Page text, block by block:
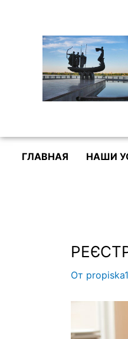
содержимому
ГЛАВНАЯ НАШИ
От